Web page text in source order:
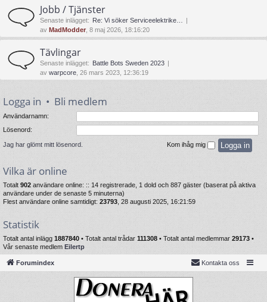
Jobb / Tjänster
Senaste inlägget: Re: Vi söker Serviceelektrike…
av MadModder , 8 maj 2026, 18:16:20
Tävlingar
Senaste inlägget: Battle Bots Sweden 2023
av warpcore , 26 mars 2023, 12:36:19
Logga in • Bli medlem
Användarnamn:
Lösenord:
Jag har glömt mitt lösenord. Kom ihåg mig
Vilka är online
Totalt 902 användare online: :: 14 registrerade, 1 dold och 887 gäster (baserat på aktiva
användare under de senaste 5 minuterna)
Flest användare online samtidigt: 23793 , 28 augusti 2025, 16:21:59
Statistik
Totalt antal inlägg 1887840 • Totalt antal trådar 111308 • Totalt antal medlemmar 29173 •
Vår senaste medlem Eilertp
Forumindex Kontakta oss